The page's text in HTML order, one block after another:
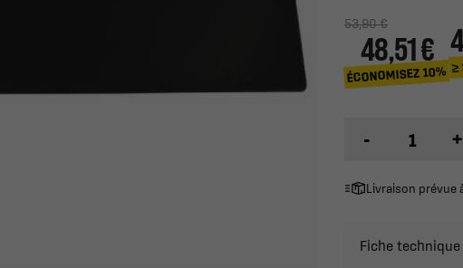
53,90 €
48,51 €
ÉCONOMISEZ 10% ≥
- +
Livraison
Fiche technique